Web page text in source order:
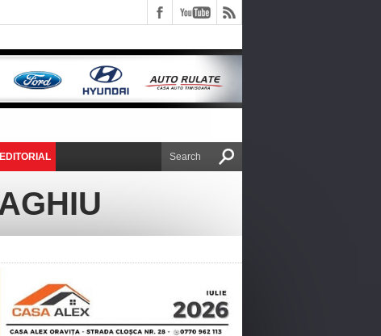
EDITORIAL
DE VICTOR NAFIRU